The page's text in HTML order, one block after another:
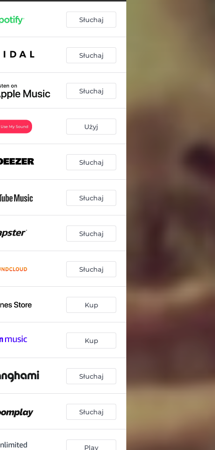
Słuchaj
Słuchaj
Słuchaj
Użyj
Słuchaj
Słuchaj
Słuchaj
Słuchaj
Kup
Kup
Słuchaj
Słuchaj
Play